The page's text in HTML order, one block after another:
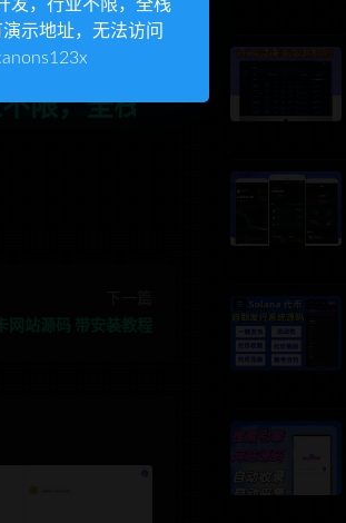
发，定制，二开联系
发，行业不限，全栈
示地址，无法访问